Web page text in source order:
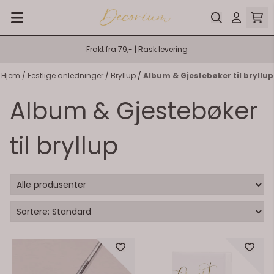
Hopp til innhold
Frakt fra 79,- | Rask levering
Hjem / Festlige anledninger / Bryllup / Album & Gjestebøker til bryllup
Album & Gjestebøker
til bryllup
På lager På lager